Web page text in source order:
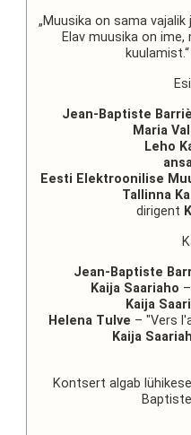
„Muusika on sama
Elav muusika on
Jean-Baptiste
Maria
Leho
Eesti Elektroonilise
Tallinna
dirigent
Jean-Baptiste
Kaija Saariaho
Kaija
Helena Tulve – "Vers
Kaija
Kontsert algab